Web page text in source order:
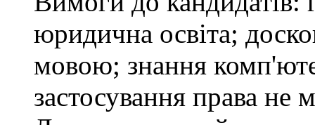
юридична освіта;
мовою; знання
застосування права не